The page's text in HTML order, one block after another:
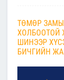
ТӨМӨР
ХОЛБООТОЙ
ШИНЭЭР
БИЧГИЙН